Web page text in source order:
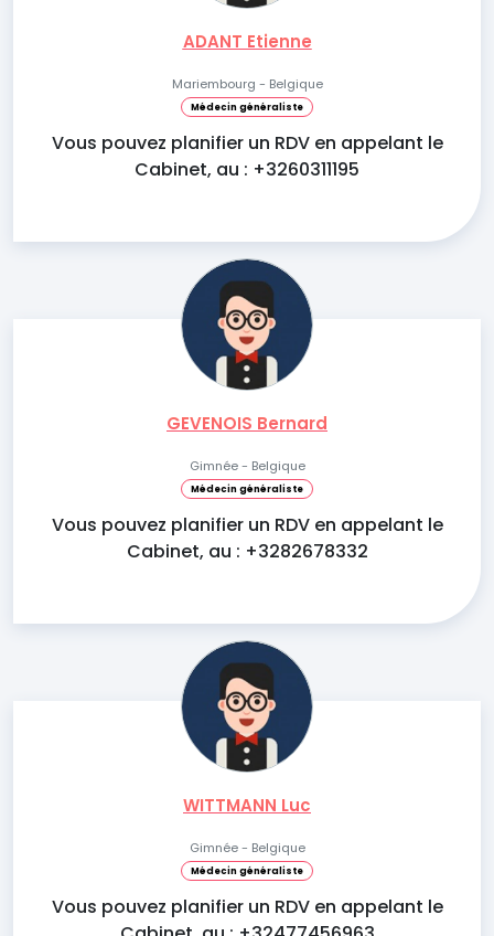
ADANT Etienne
Mariembourg - Belgique
Médecin généraliste
Vous pouvez planifier un RDV en appelant le
Cabinet, au : +3260311195
GEVENOIS Bernard
Gimnée - Belgique
Médecin généraliste
Vous pouvez planifier un RDV en appelant le
Cabinet, au : +3282678332
WITTMANN Luc
Gimnée - Belgique
Médecin généraliste
Vous pouvez planifier un RDV en appelant le